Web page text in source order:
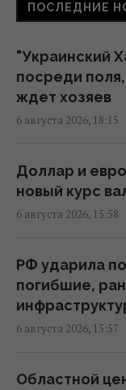
будут
18:04 четверг, 06
В
поставок
17:58 четверг, 06
проблему с
17:33 четверг, 06
Новых солдат
направление
ПОСЛЕДНИЕ
"Украинский
посреди
ждет хозяев
6 августа 2026, 18:15
Доллар и
новый курс
6 августа 2026, 15:58
РФ ударила
погибшие,
6 августа 2026, 15:57
Областной